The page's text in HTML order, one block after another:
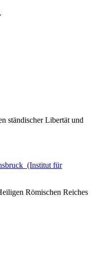
ständischer Libertät und
(Institut für
Römischen Reiches